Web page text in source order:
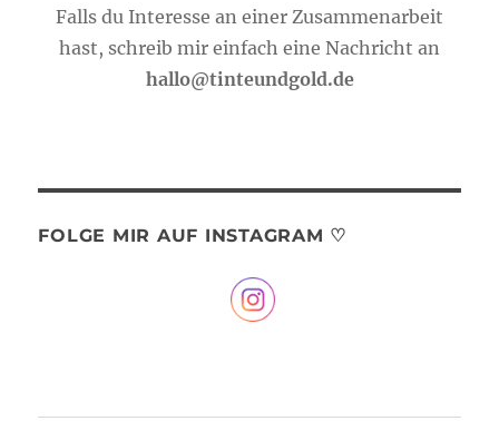
Falls du Interesse an einer Zusammenarbeit
hast, schreib mir einfach eine Nachricht an
hallo@tinteundgold.de
FOLGE MIR AUF INSTAGRAM ♡